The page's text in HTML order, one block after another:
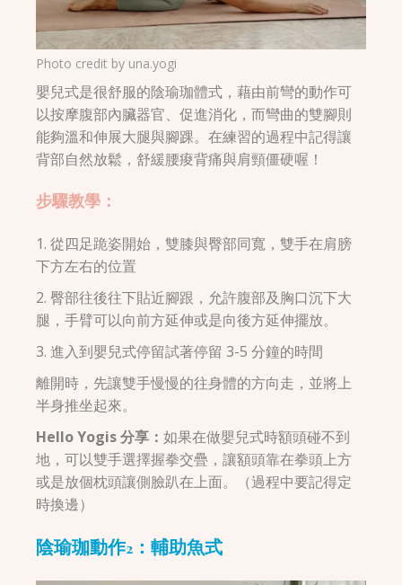
Photo credit by una.yogi
嬰兒式是很舒服的陰瑜珈體式，藉由前彎的動作可
以按摩腹部內臟器官、促進消化，而彎曲的雙腳則
能夠溫和伸展大腿與腳踝。在練習的過程中記得讓
背部自然放鬆，舒緩腰痠背痛與肩頸僵硬喔！
步驟教學：
1. 從四足跪姿開始，雙膝與臀部同寬，雙手在肩膀
下方左右的位置
2. 臀部往後往下貼近腳跟，允許腹部及胸口沉下大
腿，手臂可以向前方延伸或是向後方延伸擺放。
3. 進入到嬰兒式停留試著停留 3-5 分鐘的時間
離開時，先讓雙手慢慢的往身體的方向走，並將上
半身推坐起來。
Hello Yogis 分享：如果在做嬰兒式時額頭碰不到
地，可以雙手選擇握拳交疊，讓額頭靠在拳頭上方
或是放個枕頭讓側臉趴在上面。（過程中要記得定
時換邊）
陰瑜珈動作2：輔助魚式